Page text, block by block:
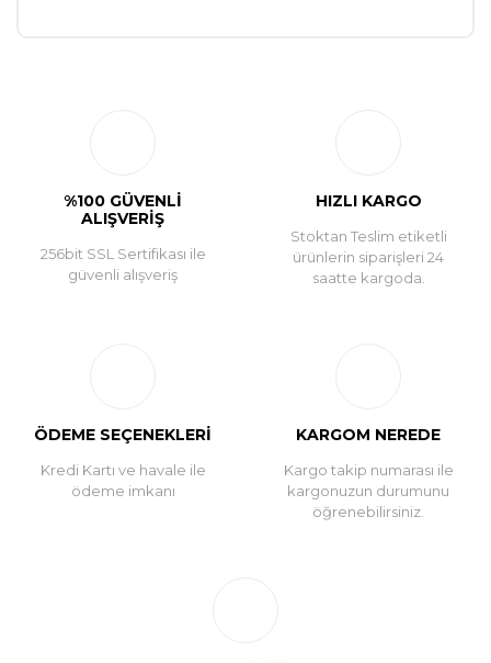
%100 GÜVENLİ
ALIŞVERİŞ
256bit SSL Sertifikası ile
güvenli alışveriş
HIZLI KARGO
Stoktan Teslim etiketli
ürünlerin siparişleri 24
saatte kargoda.
ÖDEME SEÇENEKLERİ
Kredi Kartı ve havale ile
ödeme imkanı
KARGOM NEREDE
Kargo takip numarası ile
kargonuzun durumunu
öğrenebilirsiniz.